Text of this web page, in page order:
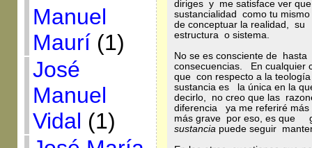
Manuel
Maurí(1)
José
Manuel
Vidal (1)
diriges y me satisface ver
sustancialidad como tu
de conceptuar la realidad,
estructura o sistema.
No se es consciente de
consecuencias. En cualquier
que con respecto a la
sustancia es la única en la
decirlo, no creo que las
diferencia ya me referiré
más grave por eso, es que
sustancia puede seguir